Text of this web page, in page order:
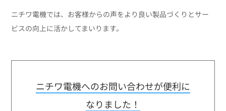
ニチワ電機では、お客様からの声をより良い製品づくりとサー
ビスの向上に活かしてまいります。
ニチワ電機へのお問い合わせが便利に
なりました！